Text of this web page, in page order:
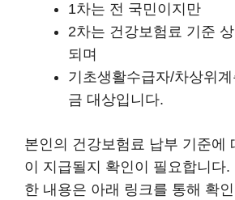
1차는 전 국민이지만
2차는 건강보험료 기준
되며
기초생활수급자/차상위
금 대상입니다.
본인의 건강보험료 납부 기준에
이 지급될지 확인이 필요합니다.
한 내용은 아래 링크를 통해 확